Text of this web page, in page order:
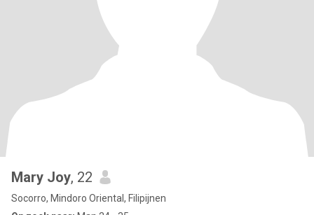
Mary Joy, 22
Socorro, Mindoro Oriental, Filipijnen